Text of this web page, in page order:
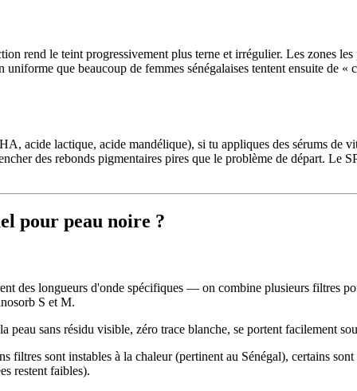
rend le teint progressivement plus terne et irrégulier. Les zones
que beaucoup de femmes sénégalaises tentent ensuite de
acide lactique, acide mandélique), si tu appliques des sérums de
des rebonds pigmentaires pires que le problème de départ. Le
pour peau noire ?
des longueurs d'onde spécifiques — on combine plusieurs filtres
S et M.
peau sans résidu visible, zéro trace blanche, se portent facilement
filtres sont instables à la chaleur (pertinent au Sénégal), certains
restent faibles).